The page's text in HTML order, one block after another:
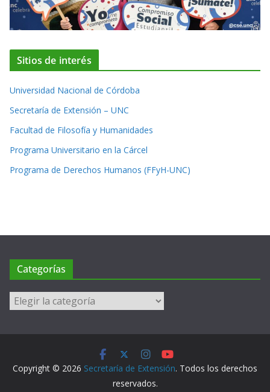
Sitios de interés
Universidad Nacional de Córdoba
Secretaría de Extensión – UNC
Facultad de Filosofía y Humanidades
Programa Universitario en la Cárcel
Programa de Derechos Humanos (FFyH-UNC)
Categorías
Categorías
Copyright © 2026 Secretaría de Extensión. Todos los derechos
reservados.